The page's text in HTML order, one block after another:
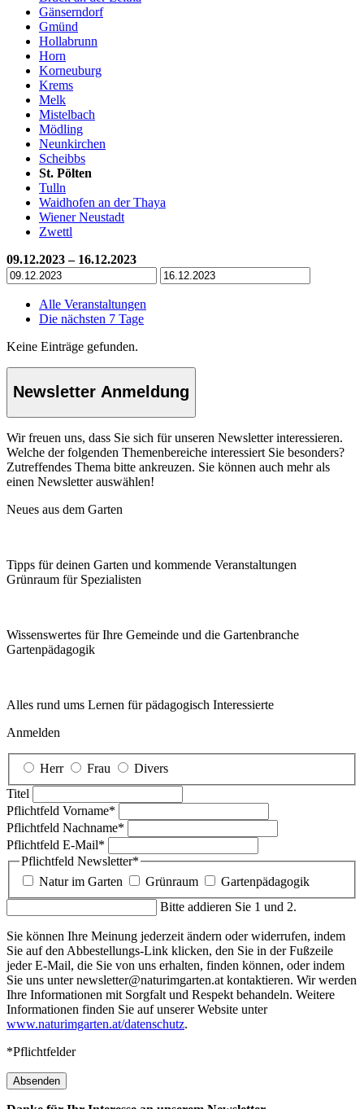
Gänserndorf
Gmünd
Hollabrunn
Horn
Korneuburg
Krems
Melk
Mistelbach
Mödling
Neunkirchen
Scheibbs
St. Pölten
Tulln
Waidhofen an der Thaya
Wiener Neustadt
Zwettl
09.12.2023 – 16.12.2023
Alle Veranstaltungen
Die nächsten 7 Tage
Keine Einträge gefunden.
Newsletter Anmeldung
Wir freuen uns, dass Sie sich für unseren Newsletter interessieren.
Welche der folgenden Themenbereiche interessiert Sie besonders?
Zutreffendes Thema bitte ankreuzen. Sie können auch mehr als
einen Newsletter auswählen!
Neues aus dem Garten
Tipps für deinen Garten und kommende Veranstaltungen
Grünraum für Spezialisten
Wissenswertes für Ihre Gemeinde und die Gartenbranche
Garten­pädagogik
Alles rund ums Lernen für pädagogisch Interessierte
Anmelden
Herr Frau
Divers
Titel
Pflichtfeld Vorname*
Pflichtfeld Nachname*
Pflichtfeld E-Mail*
Pflichtfeld Newsletter*
Natur im Garten
Grünraum
Gartenpädagogik
Bitte addieren Sie 1 und 2.
Sie können Ihre Meinung jederzeit ändern oder widerrufen, indem
Sie auf den Abbestellungs-Link klicken, den Sie in der Fußzeile
jeder E-Mail, die Sie von uns erhalten, finden können, oder indem
Sie uns unter newsletter@naturimgarten.at kontaktieren. Wir werden
Ihre Informationen mit Sorgfalt und Respekt behandeln. Weitere
Informationen finden Sie auf unserer Website unter
www.naturimgarten.at/datenschutz.
*Pflichtfelder
Absenden